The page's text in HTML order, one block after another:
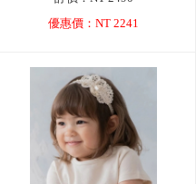
優惠價：NT 2241